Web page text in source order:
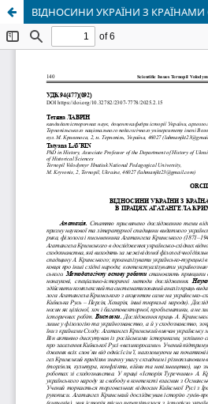
ВІДНОСИНИ УКРАЇНИ З